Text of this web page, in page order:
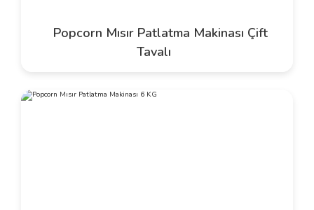
Popcorn Mısır Patlatma Makinası Çift
Tavalı